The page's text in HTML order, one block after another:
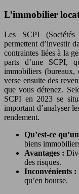
L’immobilier
Les SCPI
permettent d’investir
contraintes liées à la
parts d’une SCPI,
immobiliers (bureaux,
verse ensuite des
que vous détenez.
SCPI en 2023 se
important d’analyser
rendement.
Qu’est-ce
biens
Avantages :
des risques.
Inconvénients :
qu’en bourse.